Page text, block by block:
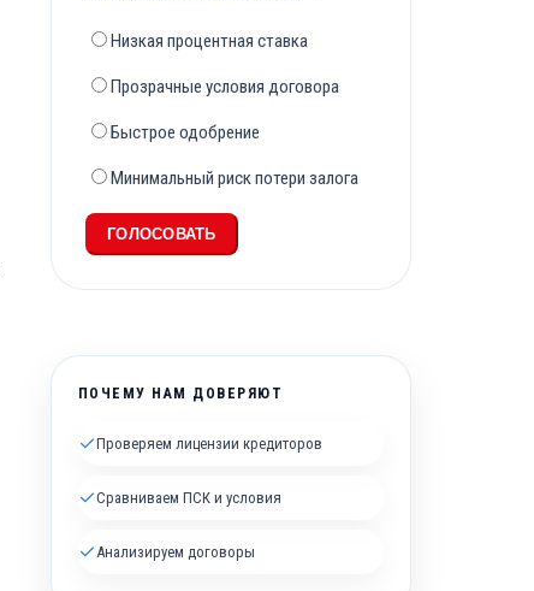
Низкая процентная ставка
Прозрачные условия договора
Быстрое одобрение
Минимальный риск потери залога
ГОЛОСОВАТЬ
ПОЧЕМУ НАМ ДОВЕРЯЮТ
✓Проверяем лицензии кредиторов
✓Сравниваем ПСК и условия
✓ Анализируем договоры